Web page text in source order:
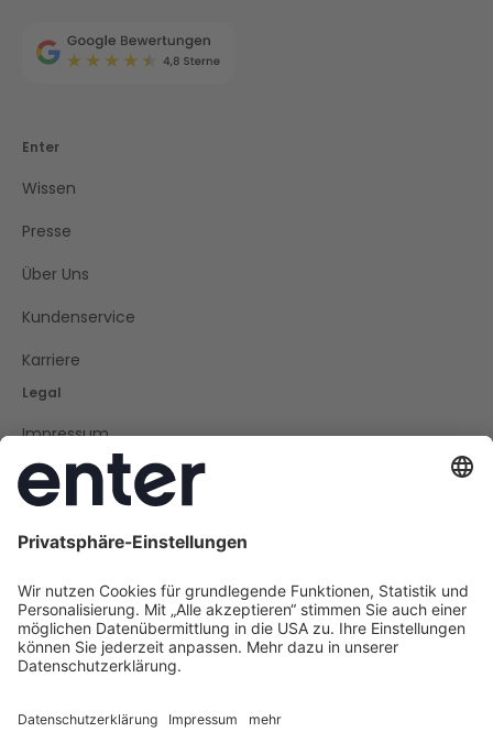
Enter
Wissen
Presse
Über Uns
Kundenservice
Karriere
Legal
Impressum
Datenschutz
Barrierefreiheit
Social
Instagram
LinkedIn